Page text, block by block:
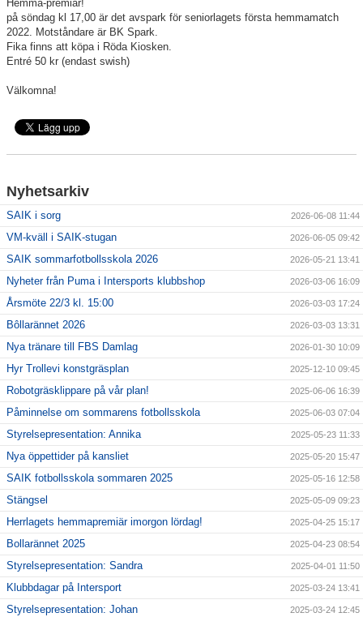
För ledare
SAIK-shopen
Stödmedlem
Hemma-premiär!
på söndag kl 17,00 är det avspark för seniorlagets första hemmamatch
2022. Motståndare är BK Spark.
Fika finns att köpa i Röda Kiosken.
Entré 50 kr (endast swish)
Välkomna!
Nyhetsarkiv
SAIK i sorg 2026-06-08 11:44
VM-kväll i SAIK-stugan 2026-06-05 09:42
SAIK sommarfotbollsskola 2026 2026-05-21 13:41
Nyheter från Puma i Intersports klubbshop 2026-03-06 16:09
Årsmöte 22/3 kl. 15:00 2026-03-03 17:24
Bôllarännet 2026 2026-03-03 13:31
Nya tränare till FBS Damlag 2026-01-30 10:09
Hyr Trollevi konstgräsplan 2025-12-10 09:45
Robotgräsklippare på vår plan! 2025-06-06 16:39
Påminnelse om sommarens fotbollsskola 2025-06-03 07:04
Styrelsepresentation: Annika 2025-05-23 11:33
Nya öppettider på kansliet 2025-05-20 15:47
SAIK fotbollsskola sommaren 2025 2025-05-16 12:58
Stängsel 2025-05-09 09:23
Herrlagets hemmapremiär imorgon lördag! 2025-04-25 15:17
Bollarännet 2025 2025-04-23 08:54
Styrelsepresentation: Sandra 2025-04-01 11:50
Klubbdagar på Intersport 2025-03-24 13:41
Styrelsepresentation: Johan 2025-03-24 12:45